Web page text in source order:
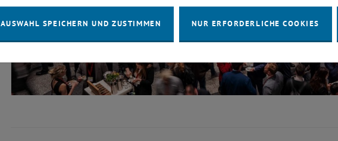
AUSWAHL SPEICHERN UND ZUSTIMMEN NUR ERFORDERLICHE COOKIES